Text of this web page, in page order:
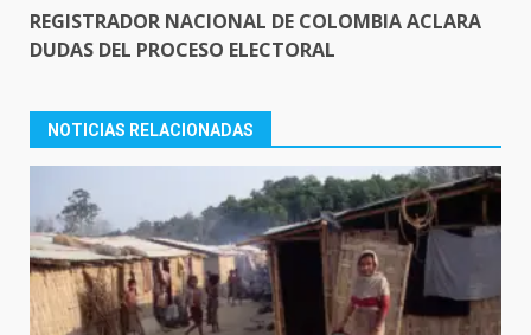
REGISTRADOR NACIONAL DE COLOMBIA ACLARA
DUDAS DEL PROCESO ELECTORAL
NOTICIAS RELACIONADAS